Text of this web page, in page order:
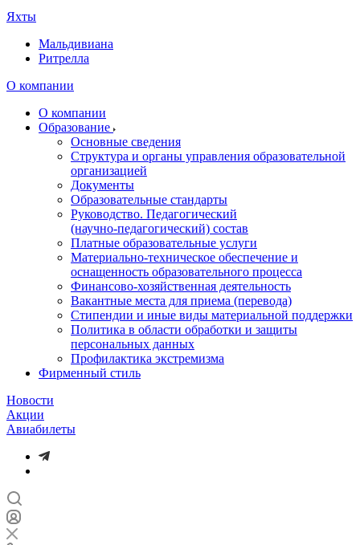
Яхты
Мальдивиана
Ритрелла
О компании
О компании
Образование
Основные сведения
Структура и органы управления образовательной
организацией
Документы
Образовательные стандарты
Руководство. Педагогический
(научно‑педагогический) состав
Платные образовательные услуги
Материально-техническое обеспечение и
оснащенность образовательного процесса
Финансово-хозяйственная деятельность
Вакантные места для приема (перевода)
Стипендии и иные виды материальной поддержки
Политика в области обработки и защиты
персональных данных
Профилактика экстремизма
Фирменный стиль
Новости
Акции
Авиабилеты